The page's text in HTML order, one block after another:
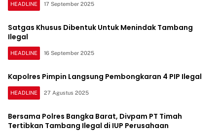
HEADLINE 17 September 2025
Satgas Khusus Dibentuk Untuk Menindak Tambang
Ilegal
HEADLINE 16 September 2025
Kapolres Pimpin Langsung Pembongkaran 4 PIP Ilegal
HEADLINE 27 Agustus 2025
Bersama Polres Bangka Barat, Divpam PT Timah
Tertibkan Tambang Ilegal di IUP Perusahaan